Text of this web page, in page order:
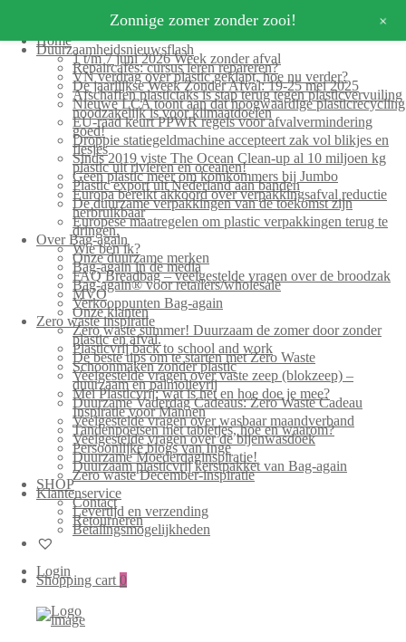
Home
Duurzaamheidsnieuwsflash
1 t/m 7 juni 2026 Week zonder afval
Repaircafés: cursus leren repareren?
VN verdrag over plastic geklapt, hoe nu verder?
De jaarlijkse Week Zonder Afval: 19-25 mei 2025
Afschaffen plastictaks is stap terug tegen plasticvervuiling
Nieuwe LCA toont aan dat hoogwaardige plasticrecycling
noodzakelijk is voor klimaatdoelen
EU-raad keurt PPWR regels voor afvalvermindering
goed!
Droppie statiegeldmachine accepteert zak vol blikjes en
flesjes
Sinds 2019 viste The Ocean Clean-up al 10 miljoen kg
plastic uit rivieren en oceanen!
Geen plastic meer om komkommers bij Jumbo
Plastic export uit Nederland aan banden
Europa bereikt akkoord over verpakkingsafval reductie
De duurzame verpakkingen van de toekomst zijn
herbruikbaar
Europese maatregelen om plastic verpakkingen terug te
dringen.
Over Bag-again
Wie ben ik?
Onze duurzame merken
Bag-again in de media
FAQ Breadbag – veelgestelde vragen over de broodzak
Bag-again® voor retailers/wholesale
MVO
Verkooppunten Bag-again
Onze klanten
Zero waste inspiratie
Zero waste summer! Duurzaam de zomer door zonder
plastic en afval.
Plasticvrij back to school and work
De beste tips om te starten met Zero Waste
Schoonmaken zonder plastic
Veelgestelde vragen over vaste zeep (blokzeep) –
duurzaam en palmolievrij
Mei Plasticvrij: wat is het en hoe doe je mee?
Duurzame Vaderdag Cadeaus: Zero Waste Cadeau
Inspiratie voor Mannen
Veelgestelde vragen over wasbaar maandverband
Tandenpoetsen met tabletjes, hoe en waarom?
Veelgestelde vragen over de bijenwasdoek
Persoonlijke blogs van Inge
Duurzame Moederdaginspiratie!
Duurzaam plasticvrij kerstpakket van Bag-again
Zero waste December-inspiratie
SHOP
Klantenservice
Contact
Levertijd en verzending
Retourneren
Betalingsmogelijkheden
Login
Shopping cart 0
Zonnige zomer zonder zooi! +